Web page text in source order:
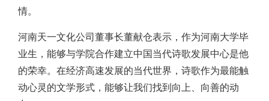
情。
河南天一文化公司董事长董献仓表示，作为河南大学毕
业生，能够与学院合作建立中国当代诗歌发展中心是他
的荣幸。在经济高速发展的当代世界，诗歌作为最能触
动心灵的文学形式，能够让我们找到向上、向善的动